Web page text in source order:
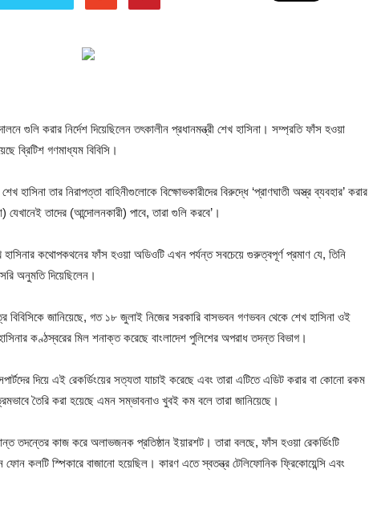
গুলি করার নির্দেশ দিয়েছিলেন তৎকালীন প্রধানমন্ত্রী শেখ হাসিনা। সম্প্রতি ফাঁস হওয়া
ব্রিটিশ গণমাধ্যম বিবিসি।
হাসিনা তার নিরাপত্তা বাহিনীগুলোকে বিক্ষোভকারীদের বিরুদ্ধে ‘প্রাণঘাতী অস্ত্র ব্যবহার’ করার
তাদের (আন্দোলনকারী) পাবে, তারা গুলি করবে’।
হাসিনার কথোপকথনের ফাঁস হওয়া অডিওটি এখন পর্যন্ত সবচেয়ে গুরুত্বপূর্ণ প্রমাণ যে, তিনি
অনুমতি দিয়েছিলেন।
জানিয়েছে, গত ১৮ জুলাই নিজের সরকারি বাসভবন গণভবন থেকে শেখ হাসিনা ওই
কণ্ঠস্বরের মিল শনাক্ত করেছে বাংলাদেশ পুলিশের অপরাধ তদন্ত বিভাগ।
দিয়ে এই রেকর্ডিংয়ের সত্যতা যাচাই করেছে এবং তারা এটিতে এডিট করার বা কোনো রকম
তৈরি করা হয়েছে এমন সম্ভাবনাও খুবই কম বলে তারা জানিয়েছে।
তদন্তের কাজ করে অলাভজনক প্রতিষ্ঠান ইয়ারশট। তারা বলছে, ফাঁস হওয়া রেকর্ডিংটি
কলটি স্পিকারে বাজানো হয়েছিল। কারণ এতে স্বতন্ত্র টেলিফোনিক ফ্রিকোয়েন্সি এবং